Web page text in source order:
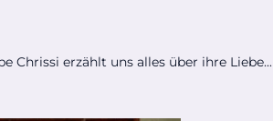
Chrissi erzählt uns alles über ihre Liebe...